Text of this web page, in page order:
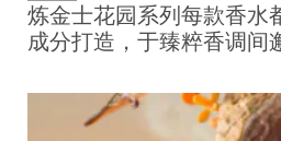
炼金士花园系列每款香水
成分打造，于臻粹香调间